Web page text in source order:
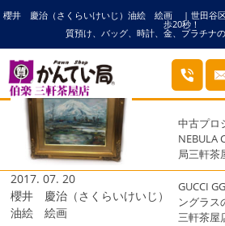
櫻井 慶治（さくらいけいじ）油絵 絵画 | 世田谷区
歩20秒！
質預け、バッグ、時計、金、プラチナ
HOME 絵画の記事一覧
ブログ
2017. 07. 20
櫻井 慶治（さくらいけいじ）
油絵 絵画
中古プロ
NEBULA
局三軒茶
GUCCI
ングラス
三軒茶屋